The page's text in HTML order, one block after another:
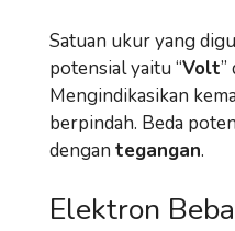
Satuan ukur yang
potensial yaitu “Volt”
Mengindikasikan
berpindah. Beda
dengan tegangan.
Elektron